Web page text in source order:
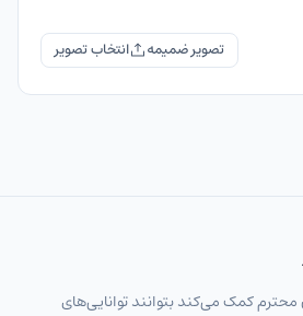
تصویر ضمیمه
محترم کمک می‌کند بتوانند توانایی‌های